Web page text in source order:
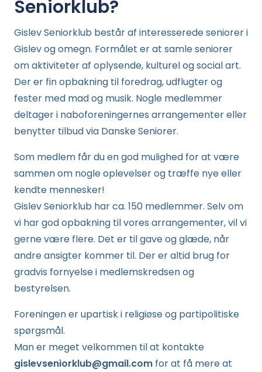
Seniorklub?
Gislev Seniorklub består af interesserede seniorer i
Gislev og omegn. Formålet er at samle seniorer
om aktiviteter af oplysende, kulturel og social art.
Der er fin opbakning til foredrag, udflugter og
fester med mad og musik. Nogle medlemmer
deltager i naboforeningernes arrangementer eller
benytter tilbud via Danske Seniorer.
Som medlem får du en god mulighed for at være
sammen om nogle oplevelser og træffe nye eller
kendte mennesker!
Gislev Seniorklub har ca. 150 medlemmer. Selv om
vi har god opbakning til vores arrangementer, vil vi
gerne være flere. Det er til gave og glæde, når
andre ansigter kommer til. Der er altid brug for
gradvis fornyelse i medlemskredsen og
bestyrelsen.
Foreningen er upartisk i religiøse og partipolitiske
spørgsmål.
Man er meget velkommen til at kontakte
gislevseniorklub@gmail.com for at få mere at